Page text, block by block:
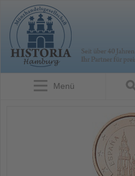
Menü